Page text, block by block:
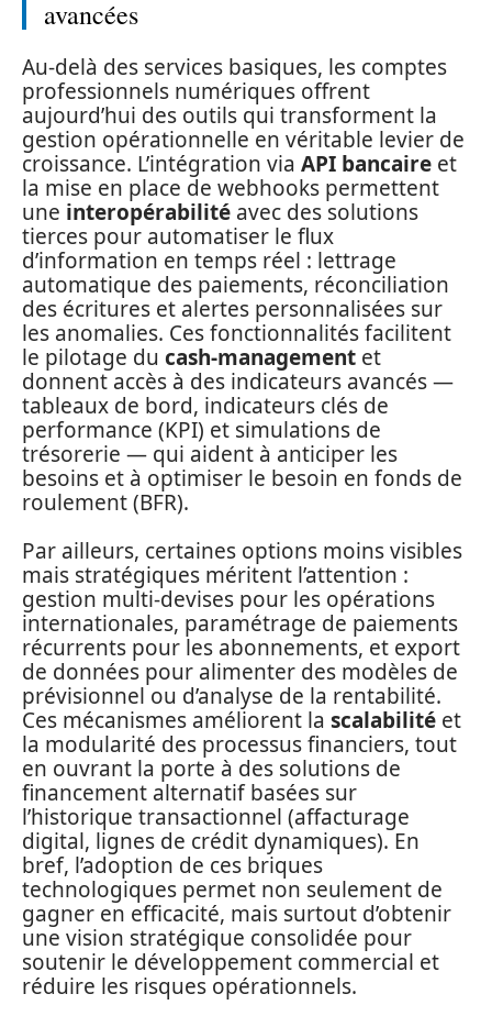
avancées
Au-delà des services basiques, les comptes
professionnels numériques offrent
aujourd’hui des outils qui transforment la
gestion opérationnelle en véritable levier de
croissance. L’intégration via API bancaire et
la mise en place de webhooks permettent
une interopérabilité avec des solutions
tierces pour automatiser le flux
d’information en temps réel : lettrage
automatique des paiements, réconciliation
des écritures et alertes personnalisées sur
les anomalies. Ces fonctionnalités facilitent
le pilotage du cash-management et
donnent accès à des indicateurs avancés —
tableaux de bord, indicateurs clés de
performance (KPI) et simulations de
trésorerie — qui aident à anticiper les
besoins et à optimiser le besoin en fonds de
roulement (BFR).
Par ailleurs, certaines options moins visibles
mais stratégiques méritent l’attention :
gestion multi-devises pour les opérations
internationales, paramétrage de paiements
récurrents pour les abonnements, et export
de données pour alimenter des modèles de
prévisionnel ou d’analyse de la rentabilité.
Ces mécanismes améliorent la scalabilité et
la modularité des processus financiers, tout
en ouvrant la porte à des solutions de
financement alternatif basées sur
l’historique transactionnel (affacturage
digital, lignes de crédit dynamiques). En
bref, l’adoption de ces briques
technologiques permet non seulement de
gagner en efficacité, mais surtout d’obtenir
une vision stratégique consolidée pour
soutenir le développement commercial et
réduire les risques opérationnels.